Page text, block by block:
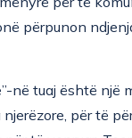
për të
përpunon
në tuaj është një
njerëzore, për të